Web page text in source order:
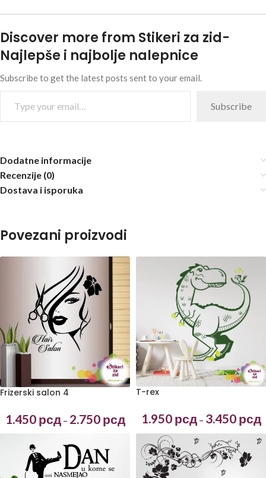
Discover more from Stikeri za zid-
Najlepše i najbolje nalepnice
Subscribe to get the latest posts sent to your email.
Subscribe
Dodatne informacije
Recenzije (0)
Dostava i isporuka
Povezani proizvodi
Frizerski salon 4
1.450 рсд – 2.750 рсд
T-rex
1.950 рсд – 3.450 рсд